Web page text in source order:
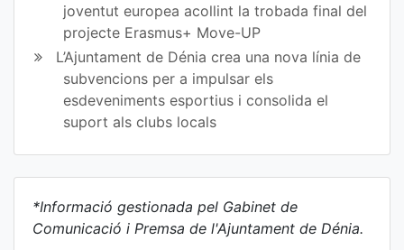
joventut europea acollint la trobada final del
projecte Erasmus+ Move-UP
L’Ajuntament de Dénia crea una nova línia de
subvencions per a impulsar els
esdeveniments esportius i consolida el
suport als clubs locals
*Informació gestionada pel Gabinet de
Comunicació i Premsa de l'Ajuntament de Dénia.